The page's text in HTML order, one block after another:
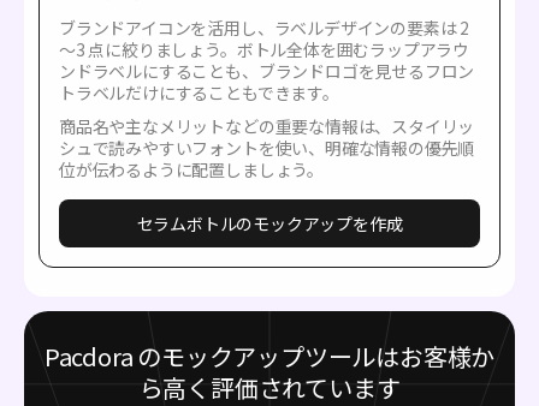
ブランドアイコンを活用し、ラベルデザインの要素は 2
～3 点に絞りましょう。ボトル全体を囲むラップアラウ
ンドラベルにすることも、ブランドロゴを見せるフロン
トラベルだけにすることもできます。
商品名や主なメリットなどの重要な情報は、スタイリッ
シュで読みやすいフォントを使い、明確な情報の優先順
位が伝わるように配置しましょう。
セラムボトルのモックアップを作成
Pacdora のモックアップツールはお客様か
ら高く評価されています